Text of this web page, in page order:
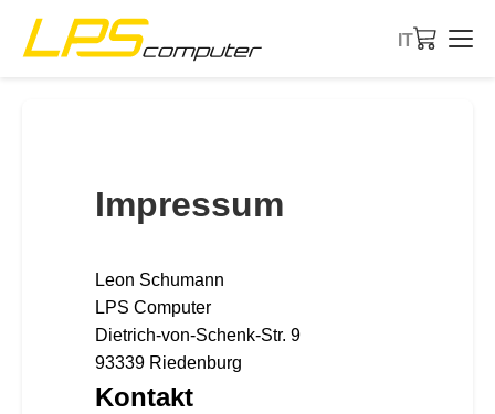
IT
Negozio eBay
Impressum
Leon Schumann
LPS Computer
Dietrich-von-Schenk-Str. 9
93339 Riedenburg
Kontakt